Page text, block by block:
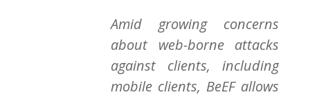
Amid growing concerns
about web-borne attacks
against clients, including
mobile clients, BeEF allows